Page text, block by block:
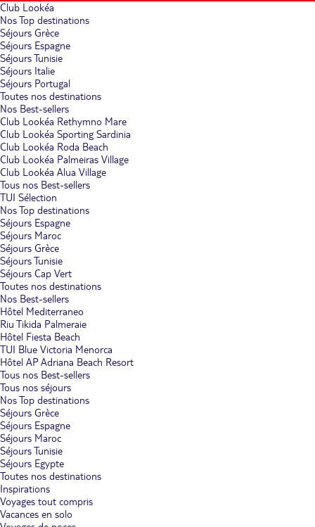
Club Lookéa
Nos Top destinations
Séjours Grèce
Séjours Espagne
Séjours Tunisie
Séjours Italie
Séjours Portugal
Toutes nos destinations
Nos Best-sellers
Club Lookéa Rethymno Mare
Club Lookéa Sporting Sardinia
Club Lookéa Roda Beach
Club Lookéa Palmeiras Village
Club Lookéa Alua Village
Tous nos Best-sellers
TUI Sélection
Nos Top destinations
Séjours Espagne
Séjours Maroc
Séjours Grèce
Séjours Tunisie
Séjours Cap Vert
Toutes nos destinations
Nos Best-sellers
Hôtel Mediterraneo
Riu Tikida Palmeraie
Hôtel Fiesta Beach
TUI Blue Victoria Menorca
Hôtel AP Adriana Beach Resort
Tous nos Best-sellers
Tous nos séjours
Nos Top destinations
Séjours Grèce
Séjours Espagne
Séjours Maroc
Séjours Tunisie
Séjours Egypte
Toutes nos destinations
Inspirations
Voyages tout compris
Vacances en solo